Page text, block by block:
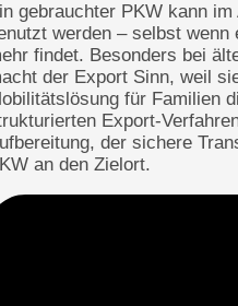
gebrauchter PKW kann
werden – selbst
findet. Besonders bei
der Export Sinn, weil
für Familien
Export-
der sichere
an den Zielort.